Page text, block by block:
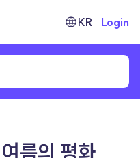
KR Login
름의 평화